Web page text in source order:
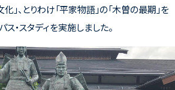
」、とりわけ「平家物語」の「木曽の最期」を
ス・スタディを実施しました。